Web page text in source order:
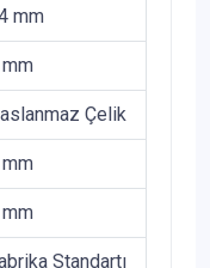
mm
Çelik
Standartı